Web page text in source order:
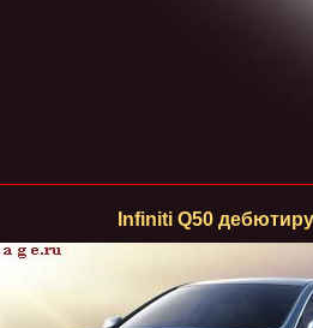
Infiniti Q50